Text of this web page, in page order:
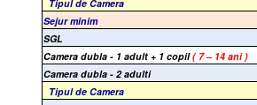
Tipul de Camera
Sejur minim
SGL
Camera dubla - 1 adult + 1 copil( 7 – 14 ani )
Camera dubla - 2 adulti
Tipul de Camera